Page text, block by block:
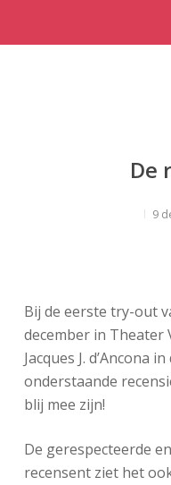
De
9
Bij de eerste try-out
december in Theater
Jacques J. d’Ancona
onderstaande
blij mee zijn!
De gerespecteerde
recensent ziet het